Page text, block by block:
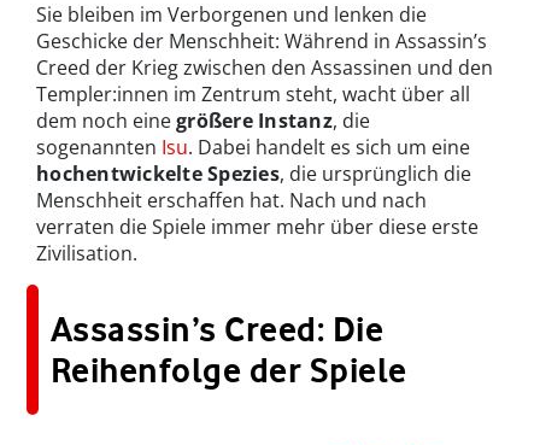
Sie bleiben im Verborgenen und lenken die
Geschicke der Menschheit: Während in Assassin’s
Creed der Krieg zwischen den Assassinen und den
Templer:innen im Zentrum steht, wacht über all
dem noch einegrößere Instanz, die
sogenannten Isu. Dabei handelt es sich um eine
hochentwickelte Spezies, die ursprünglich die
Menschheit erschaffen hat. Nach und nach
verraten die Spiele immer mehr über diese erste
Zivilisation.
Assassin’s Creed: Die
Reihenfolge der Spiele